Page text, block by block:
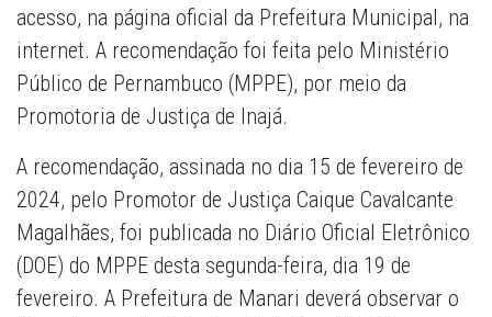
acesso, na página oficial da Prefeitura Municipal, na
internet. A recomendação foi feita pelo Ministério
Público de Pernambuco (MPPE), por meio da
Promotoria de Justiça de Inajá.
A recomendação, assinada no dia 15 de fevereiro de
2024, pelo Promotor de Justiça Caique Cavalcante
Magalhães, foi publicada no Diário Oficial Eletrônico
(DOE) do MPPE desta segunda-feira, dia 19 de
fevereiro. A Prefeitura de Manari deverá observar o